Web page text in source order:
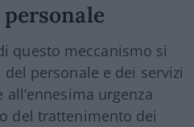
questo meccanismo si
personale e dei servizi
urgenza
del trattenimento dei